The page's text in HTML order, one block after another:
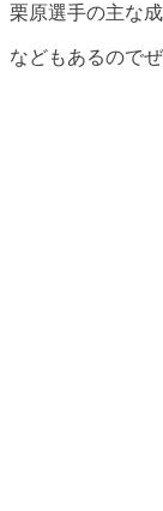
栗原選手の主な
などもあるので